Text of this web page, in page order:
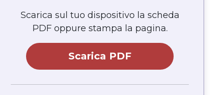
Scarica sul tuo dispositivo la scheda
PDF oppure stampa la pagina.
Scarica PDF